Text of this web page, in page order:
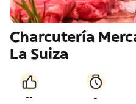
Charcutería
La Suiza
-- -